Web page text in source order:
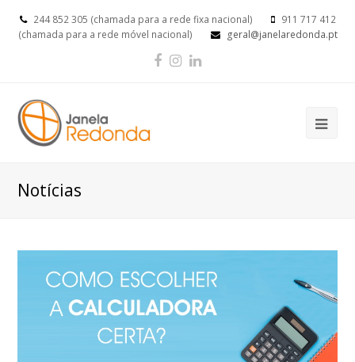
244 852 305 (chamada para a rede fixa nacional)
911 717 412
(chamada para a rede móvel nacional)
geral@janelaredonda.pt
Facebook
Instagram
Notícias